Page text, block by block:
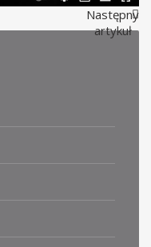
Następny
artykuł